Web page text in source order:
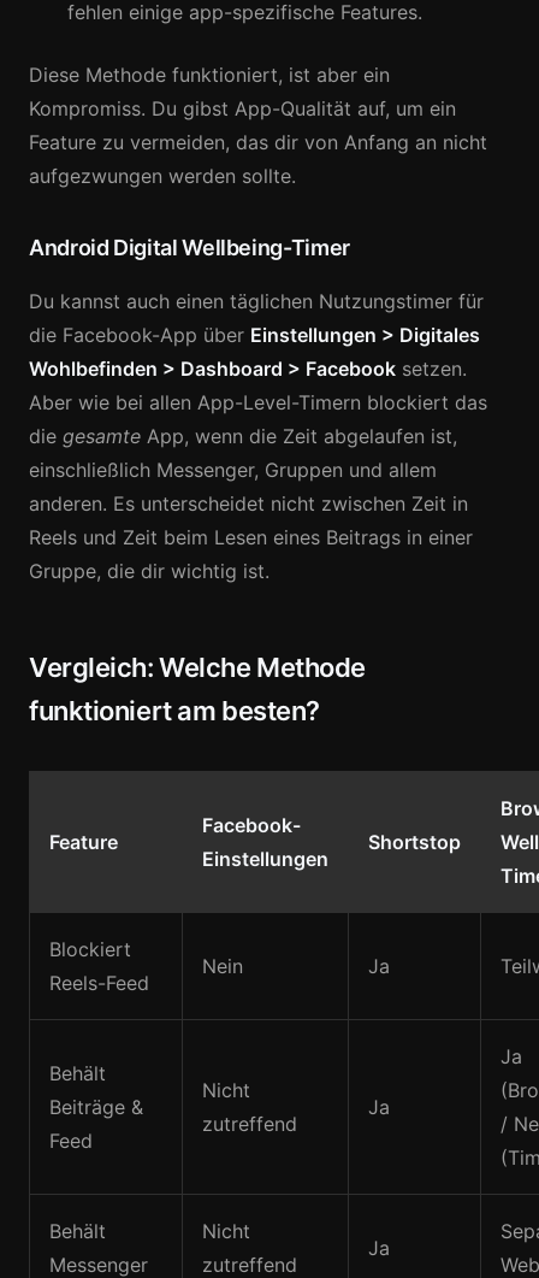
fehlen einige app-spezifische Features.
Diese Methode funktioniert, ist aber ein
Kompromiss. Du gibst App-Qualität auf, um ein
Feature zu vermeiden, das dir von Anfang an nicht
aufgezwungen werden sollte.
Android Digital Wellbeing-Timer
Du kannst auch einen täglichen Nutzungstimer für
die Facebook-App über Einstellungen > Digitales
Wohlbefinden > Dashboard > Facebook setzen.
Aber wie bei allen App-Level-Timern blockiert das
die gesamte App, wenn die Zeit abgelaufen ist,
einschließlich Messenger, Gruppen und allem
anderen. Es unterscheidet nicht zwischen Zeit in
Reels und Zeit beim Lesen eines Beitrags in einer
Gruppe, die dir wichtig ist.
Vergleich: Welche Methode
funktioniert am besten?
Feature
Facebook-
Einstellungen
Shortstop
Blockiert
Reels-Feed
Nein Ja
Behält
Beiträge &
Feed
Nicht
zutreffend
Ja
Ja
/
Behält
Messenger
Nicht
zutreffend
Ja